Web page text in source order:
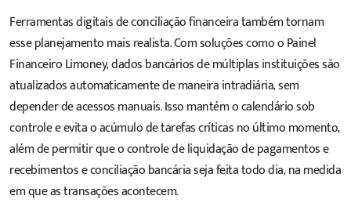
Ferramentas digitais de conciliação financeira também tornam
esse planejamento mais realista. Com soluções como o Painel
Financeiro Limoney, dados bancários de múltiplas instituições são
atualizados automaticamente de maneira intradiária, sem
depender de acessos manuais. Isso mantém o calendário sob
controle e evita o acúmulo de tarefas críticas no último momento,
além de permitir que o controle de liquidação de pagamentos e
recebimentos e conciliação bancária seja feita todo dia, na medida
em que as transações acontecem.